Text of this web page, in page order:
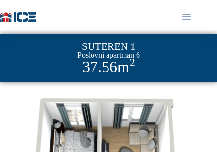
SUTEREN 1
Poslovni apartman 6
37.56m2